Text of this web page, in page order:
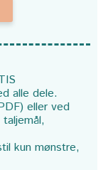
alle dele.
eller ved
kun mønstre,